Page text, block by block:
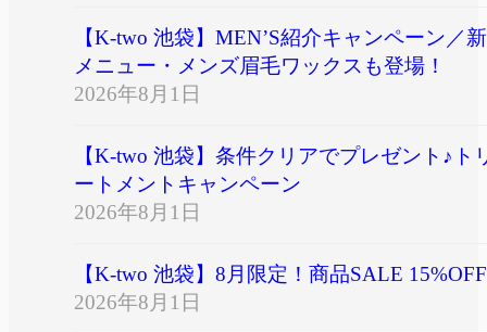
【K-two 池袋】MEN’S紹介キャンペーン／新
メニュー・メンズ眉毛ワックスも登場！
2026年8月1日
【K-two 池袋】条件クリアでプレゼント♪ト
ートメントキャンペーン
2026年8月1日
【K-two 池袋】8月限定！商品SALE 15%OFF
2026年8月1日